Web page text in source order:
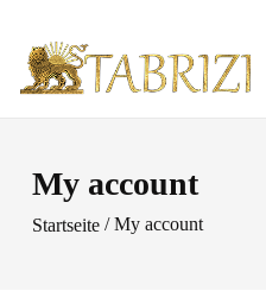
My account
Startseite / My account